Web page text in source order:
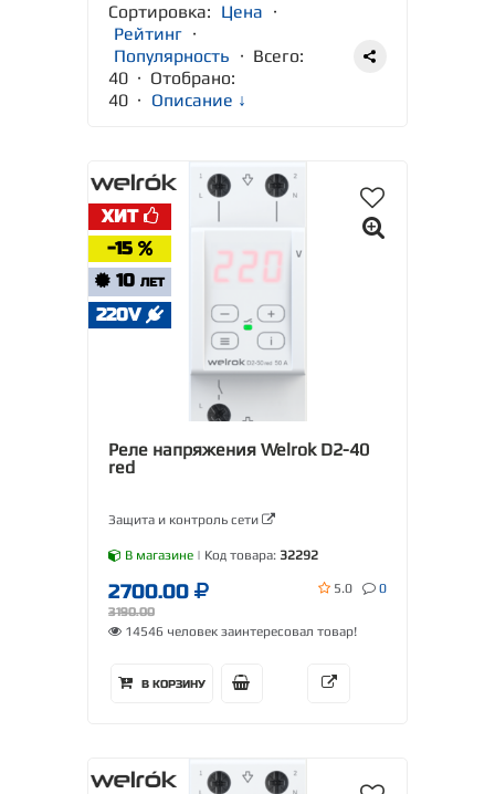
Сортировка: Цена ·
Рейтинг ·
Популярность · Всего:
40 · Отобрано:
40 · Описание ↓
ХИТ
-15
10 ЛЕТ
220V
Реле напряжения Welrok D2-40
red
Защита и контроль сети
В магазине | Код товара: 32292
2700.00
3190.00
5.0 0
14546 человек заинтересовал товар!
В КОРЗИНУ